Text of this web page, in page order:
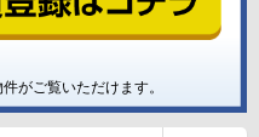
がご覧いただけます。